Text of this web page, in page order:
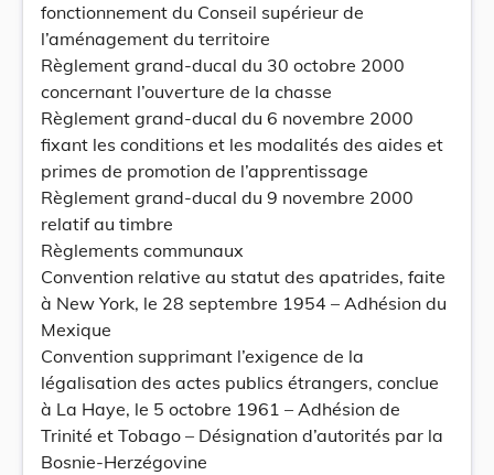
fonctionnement du Conseil supérieur de
l’aménagement du territoire
Règlement grand-ducal du 30 octobre 2000
concernant l’ouverture de la chasse
Règlement grand-ducal du 6 novembre 2000
fixant les conditions et les modalités des aides et
primes de promotion de l’apprentissage
Règlement grand-ducal du 9 novembre 2000
relatif au timbre
Règlements communaux
Convention relative au statut des apatrides, faite
à New York, le 28 septembre 1954 – Adhésion du
Mexique
Convention supprimant l’exigence de la
légalisation des actes publics étrangers, conclue
à La Haye, le 5 octobre 1961 – Adhésion de
Trinité et Tobago – Désignation d’autorités par la
Bosnie-Herzégovine